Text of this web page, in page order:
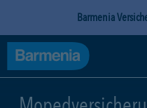
Barmenia